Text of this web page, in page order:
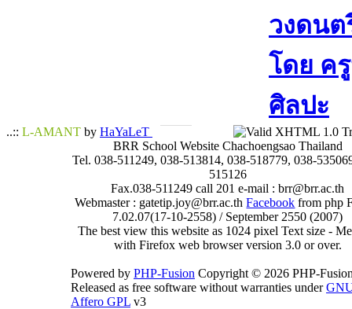
วงดน
โดย​ ค
ศิลปะ
..:: L-AMANT by HaYaLeT
BRR School Website Chachoengsao Thailand
Tel. 038-511249, 038-513814, 038-518779, 038-
515126
Fax.038-511249 call 201 e-mail : brr@brr.ac.th
Webmaster : gatetip.joy@brr.ac.thFacebook from php
7.02.07(17-10-2558) / September 2550 (2007)
The best view this website as 1024 pixel Text size -
with Firefox web browser version 3.0 or over.
Powered by PHP-Fusion Copyright © 2026 PHP-
Released as free software without warranties under
Affero GPL v3